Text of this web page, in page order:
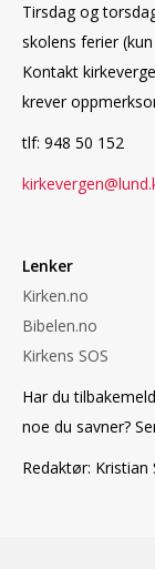
Tirsdag og
skolens ferier
Kontakt
krever
tlf: 948 50 152
Lenker
Kirken.no
Bibelen.no
Kirkens SOS
Har du
noe du savner?
Redaktør: Kristian